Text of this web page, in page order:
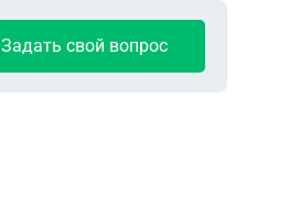
Задать свой вопрос